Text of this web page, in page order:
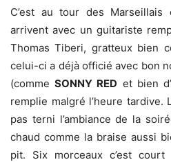
C’est au tour des Marseillais
arrivent avec un guitariste
Thomas Tiberi, gratteux bien
celui-ci a déjà officié avec bon
(commeSONNY RED et bien
remplie malgré l’heure tardive.
pas terni l’ambiance de la
chaud comme la braise aussi
pit. Six morceaux c’est